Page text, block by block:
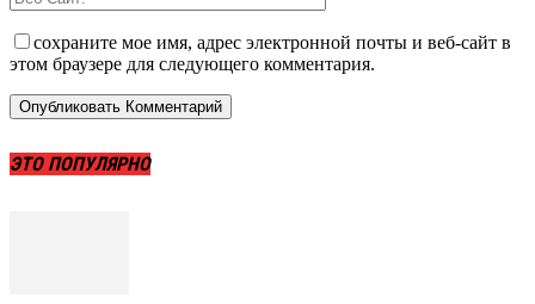
сохраните мое имя, адрес электронной почты и веб-сайт в
этом браузере для следующего комментария.
ЭТО ПОПУЛЯРНО